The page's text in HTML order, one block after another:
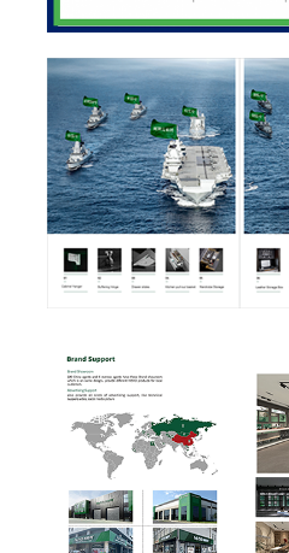
Yemek tablası
Kabine LED Işık
Mutfak Çöp Kutusu
pirinç kabı